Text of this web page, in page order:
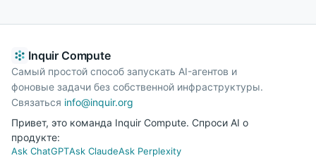
Inquir Compute
Самый простой способ запускать AI-агентов и
фоновые задачи без собственной инфраструктуры.
Связаться info@inquir.org
Привет, это команда Inquir Compute. Спроси AI о
продукте:
Ask ChatGPTAsk ClaudeAsk Perplexity